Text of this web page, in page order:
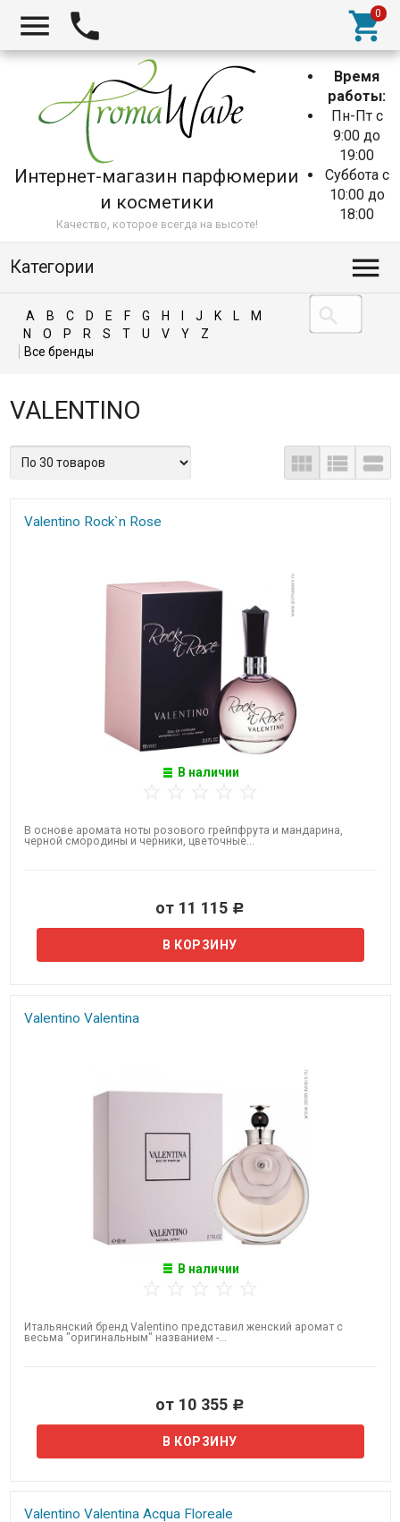
Интернет-магазин парфюмерии
и косметики
Качество, которое всегда на высоте!
Время
работы:
Пн-Пт с
9:00 до
19:00
Суббота с
10:00 до
18:00
Категории
A B C D E F G H J K L
M
N
O P R S T U V Y Z
VALENTINO
Valentino Rock`n Rose
В наличии
В основе аромата ноты розового грейпфрута и мандарина,
черной смородины и черники, цветочные...
от 11 115 Р
Valentino Valentina
В наличии
Итальянский бренд Valentino представил женский аромат с
весьма "оригинальным" названием -...
от 10 355 Р
Valentino Valentina Acqua Floreale